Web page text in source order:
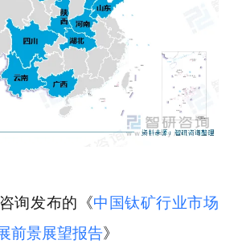
询发布的《中国钛矿行业市场
前景展望报告》